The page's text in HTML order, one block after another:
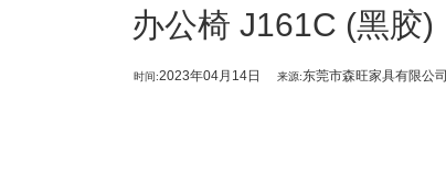
办公椅 J161C (黑胶)
时间:2023年04月14日 来源:东莞市森旺家具有限公司